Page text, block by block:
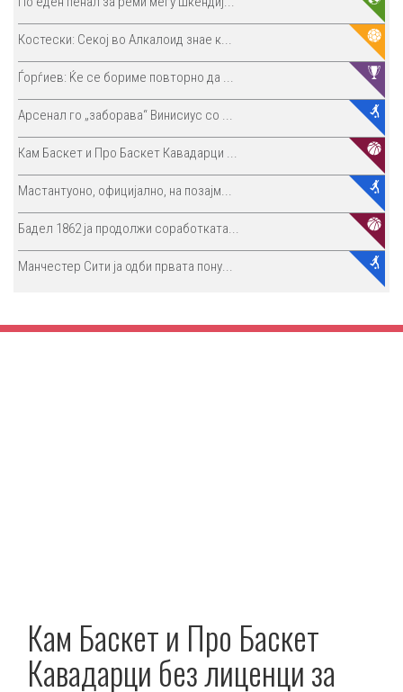
Костески: Секој во Алкалоид знае к...
Ѓорѓиев: Ќе се бориме повторно да ...
Арсенал го „заборава“ Винисиус со ...
Кам Баскет и Про Баскет Кавадарци ...
Мастантуоно, официјално, на позајм...
Бадел 1862 ја продолжи соработката...
Манчестер Сити ја одби првата пону...
Кам Баскет и Про Баскет
Кавадарци без лиценци за